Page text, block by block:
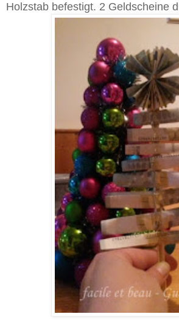
Holzstab befestigt. 2 Geldscheine